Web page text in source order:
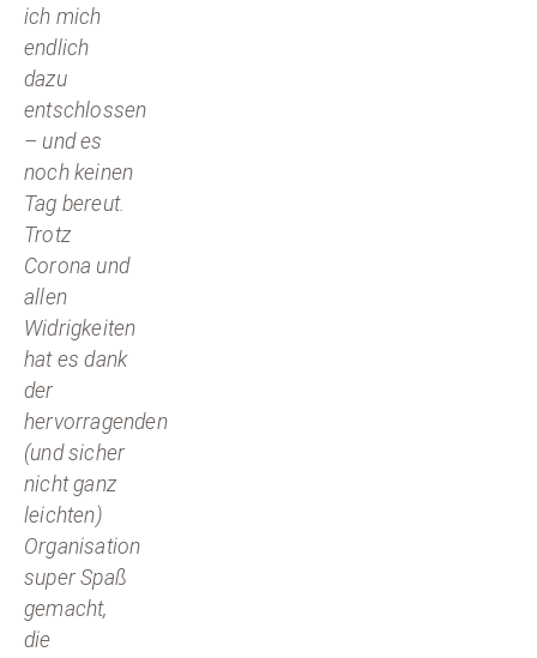
ich mich
endlich
dazu
entschlossen
– und es
noch keinen
Tag bereut.
Trotz
Corona und
allen
Widrigkeiten
hat es dank
der
hervorragenden
(und sicher
nicht ganz
leichten)
Organisation
super Spaß
gemacht,
die